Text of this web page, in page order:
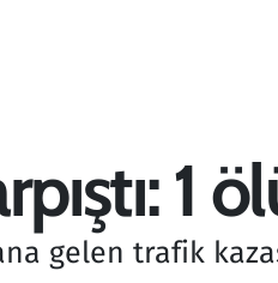
1
gelen trafik